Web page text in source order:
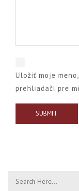
Uložiť moje
prehliadači pre